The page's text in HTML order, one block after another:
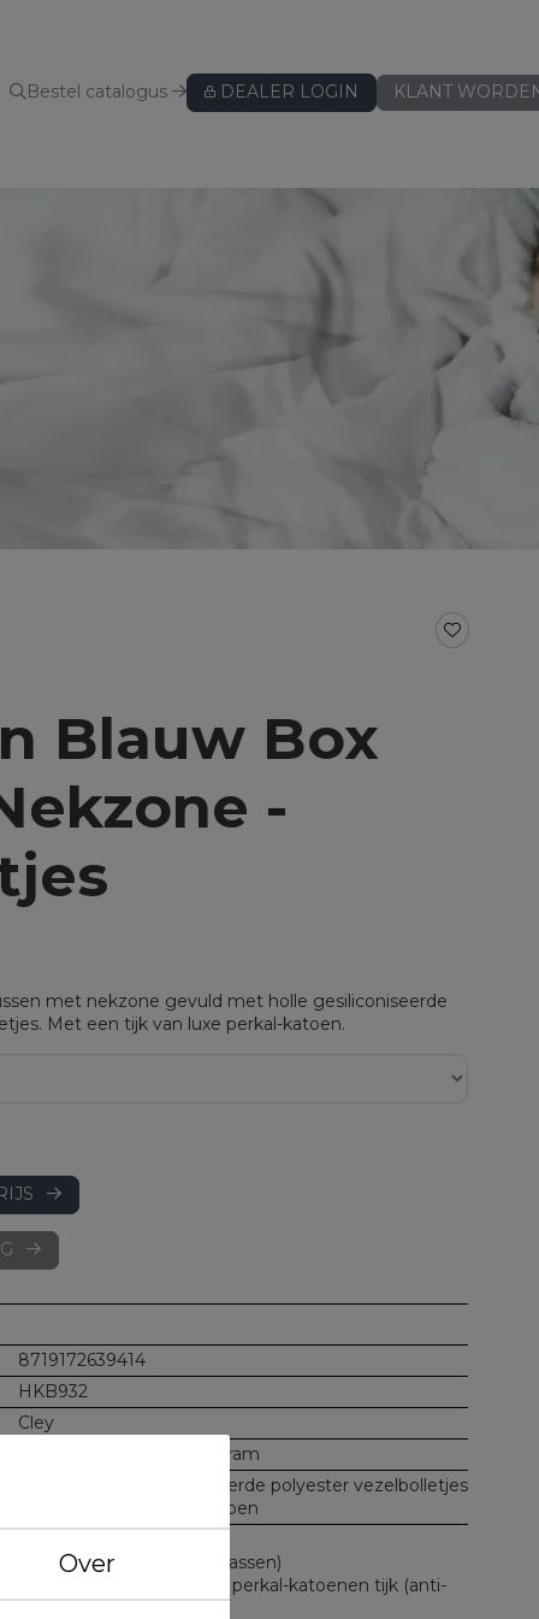
Bestel catalogus DEALER LOGIN KLANT
voor split
voor topper
Hoeslakens - speciaal voor topper
Werkdoekjes
Blauw Box
-
met nekzone gevuld met holle gesiliconiseerde
Met een tijk van luxe perkal-katoen.
8719172639414
HKB932
Cley
Vulgewicht: 600 + 400 gram
Vulling: Holle gesiliconiseerde polyester vezelbolletjes
Tijk: 100% luxe perkal-katoen
Met rits (in dikte aan te passen)
Extra fijne dichtgeweven perkal-katoenen tijk (anti-
allergeen)
Over